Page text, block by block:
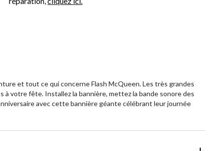
et tout ce qui concerne Flash McQueen. Les très grandes
votre fête. Installez la bannière, mettez la bande sonore des
avec cette bannière géante célébrant leur journée